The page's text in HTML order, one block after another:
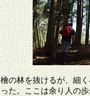
檜の林を抜けるが、細
った。ここは余り人の